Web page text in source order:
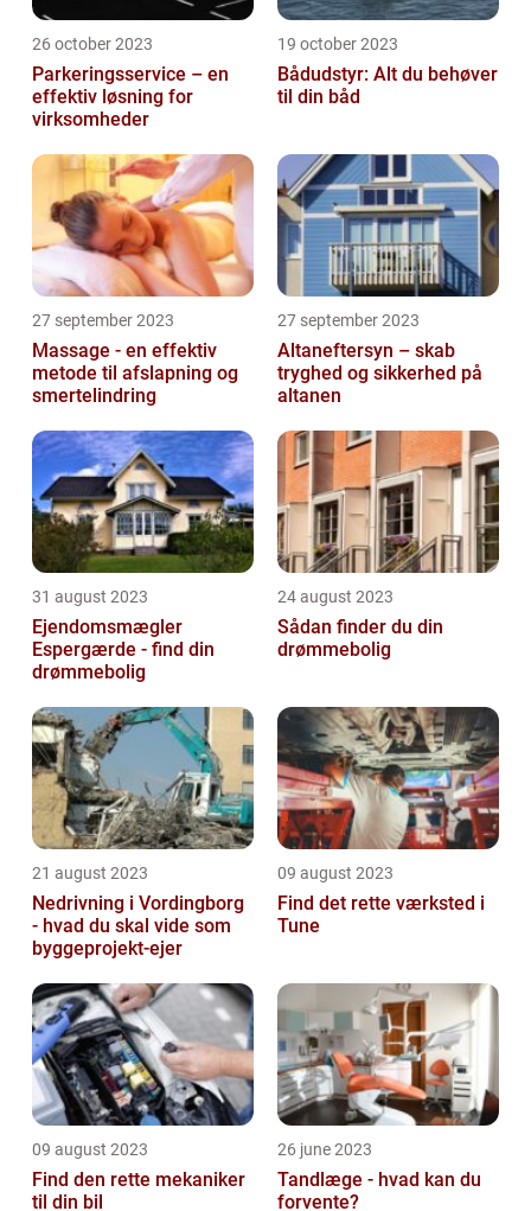
26 october 2023
Parkeringsservice – en
effektiv løsning for
virksomheder
19 october 2023
Bådudstyr: Alt du behøver
til din båd
27 september 2023
Massage - en effektiv
metode til afslapning og
smertelindring
27 september 2023
Altaneftersyn – skab
tryghed og sikkerhed på
altanen
31 august 2023
Ejendomsmægler
Espergærde - find din
drømmebolig
24 august 2023
Sådan finder du din
drømmebolig
21 august 2023
Nedrivning i Vordingborg
- hvad du skal vide som
byggeprojekt-ejer
09 august 2023
Find det rette værksted i
Tune
09 august 2023
Find den rette mekaniker
til din bil
26 june 2023
Tandlæge - hvad kan du
forvente?